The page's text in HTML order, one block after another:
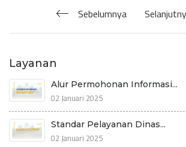
Sebelumnya
Layanan
Alur Permohonan Informasi...
02 Januari 2025
Standar Pelayanan Dinas...
02 Januari 2025